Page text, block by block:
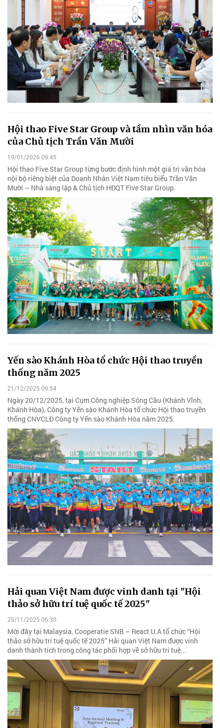
Hội thao Five Star Group và tầm nhìn văn hóa
của Chủ tịch Trần Văn Mười
19/01/2026 09:45
Hội thao Five Star Group từng bước định hình một giá trị văn hóa
nội bộ riêng biệt của Doanh Nhân Việt Nam tiêu biểu Trần Văn
Mười – Nhà sáng lập & Chủ tịch HĐQT Five Star Group.
Yến sào Khánh Hòa tổ chức Hội thao truyền
thống năm 2025
21/12/2025 09:54
Ngày 20/12/2025, tại Cụm Công nghiệp Sông Cầu (Khánh Vĩnh,
Khánh Hòa), Công ty Yến sào Khánh Hòa tổ chức Hội thao truyền
thống CNVCLĐ Công ty Yến sào Khánh Hòa năm 2025.
Hải quan Việt Nam được vinh danh tại "Hội
thảo sở hữu trí tuệ quốc tế 2025"
25/11/2025 06:30
Mới đây tại Malaysia, Cooperatie SNB – React U.A tổ chức “Hội
thảo sở hữu trí tuệ quốc tế 2025” Hải quan Việt Nam được vinh
danh thành tích trong công tác phối hợp về sở hữu trí tuệ...